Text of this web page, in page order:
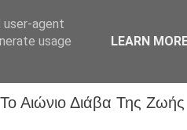
Το Αιώνιο Διάβα Της Ζωής
user-agent
usage
LEARN